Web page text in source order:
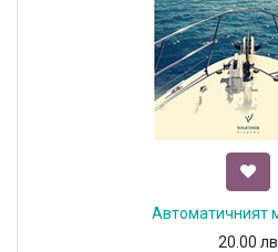
Автоматичният
20.00 лв